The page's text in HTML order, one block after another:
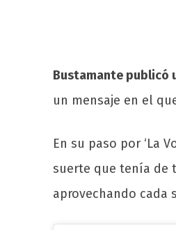
Bustamante publicó
un mensaje en el
En su paso por ‘La
suerte que tenía de
aprovechando cada